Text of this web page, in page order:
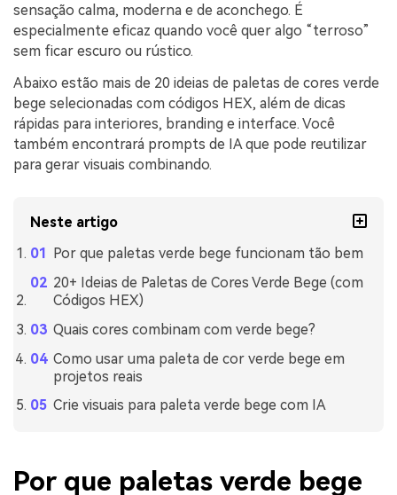
sensação calma, moderna e de aconchego. É
especialmente eficaz quando você quer algo “terroso”
sem ficar escuro ou rústico.
Abaixo estão mais de 20 ideias de paletas de cores verde
bege selecionadas com códigos HEX, além de dicas
rápidas para interiores, branding e interface. Você
também encontrará prompts de IA que pode reutilizar
para gerar visuais combinando.
Neste artigo
Por que paletas verde bege funcionam tão bem
20+ Ideias de Paletas de Cores Verde Bege (com
Códigos HEX)
Quais cores combinam com verde bege?
Como usar uma paleta de cor verde bege em
projetos reais
Crie visuais para paleta verde bege com IA
Por que paletas verde bege